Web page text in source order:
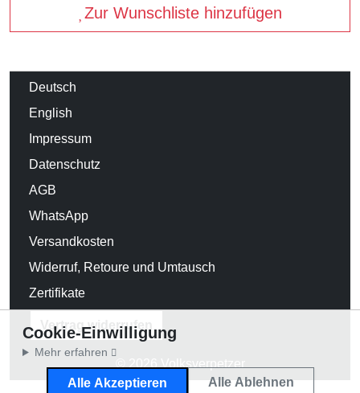
Zur Wunschliste hinzufügen
Deutsch
English
Impressum
Datenschutz
AGB
WhatsApp
Versandkosten
Widerruf, Retoure und Umtausch
Zertifikate
Vertrag widerrufen
© 2026 Volksverpetzer
Cookie-Einwilligung
Mehr erfahren
Alle Akzeptieren Alle Ablehnen